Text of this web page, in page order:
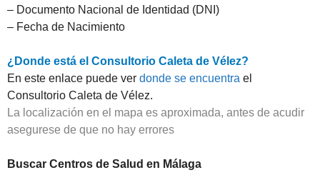
– Documento Nacional de Identidad (DNI)
– Fecha de Nacimiento
¿Donde está el Consultorio Caleta de Vélez?
En este enlace puede ver donde se encuentra el
Consultorio Caleta de Vélez.
La localización en el mapa es aproximada, antes de acudir
asegurese de que no hay errores
Buscar Centros de Salud en Málaga